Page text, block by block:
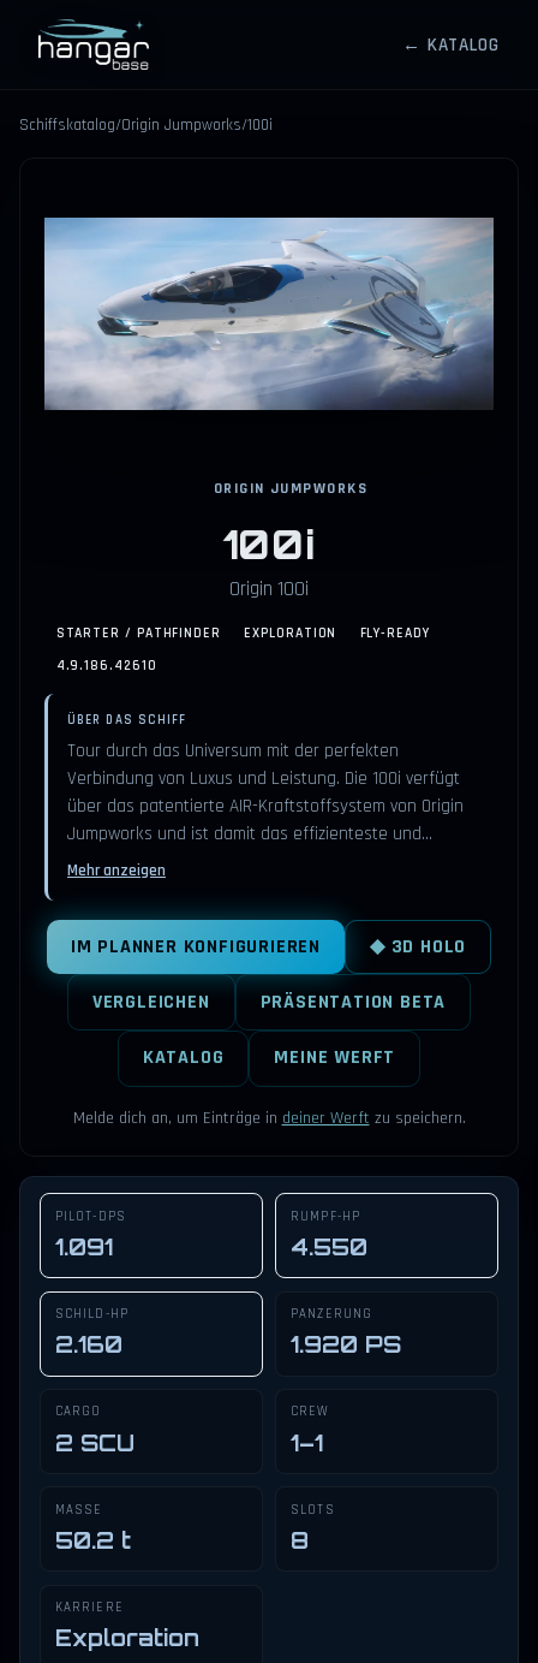
HANGARBASE
← KATALOG
Schiffskatalog/Origin Jumpworks/100i
ORIGIN JUMPWORKS
100i
Origin 100i
STARTER / PATHFINDER EXPLORATION
FLY-READY
4.9.186.42610
ÜBER DAS SCHIFF
Tour durch das Universum mit der perfekten
Verbindung von Luxus und Leistung. Die 100i verfügt
über das patentierte AIR-Kraftstoffsystem von Origin
Jumpworks und ist damit das effizienteste und…
Mehr anzeigen
IM PLANNER KONFIGURIEREN ◆ 3D HOLO
VERGLEICHEN PRÄSENTATION BETA
KATALOG MEINE WERFT
Melde dich an, um Einträge in deiner Werft zu speichern.
⤢
PILOT-DPS
1.091
RUMPF-HP
4.550
SCHILD-HP
2.160
PANZERUNG
1.920 PS
CARGO
2 SCU
CREW
1–1
MASSE
50.2 t
SLOTS
8
KARRIERE
Exploration